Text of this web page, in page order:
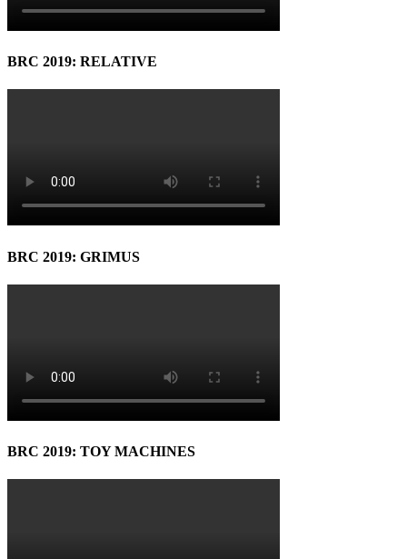
BRC 2019: RELATIVE
BRC 2019: GRIMUS
BRC 2019: TOY MACHINES